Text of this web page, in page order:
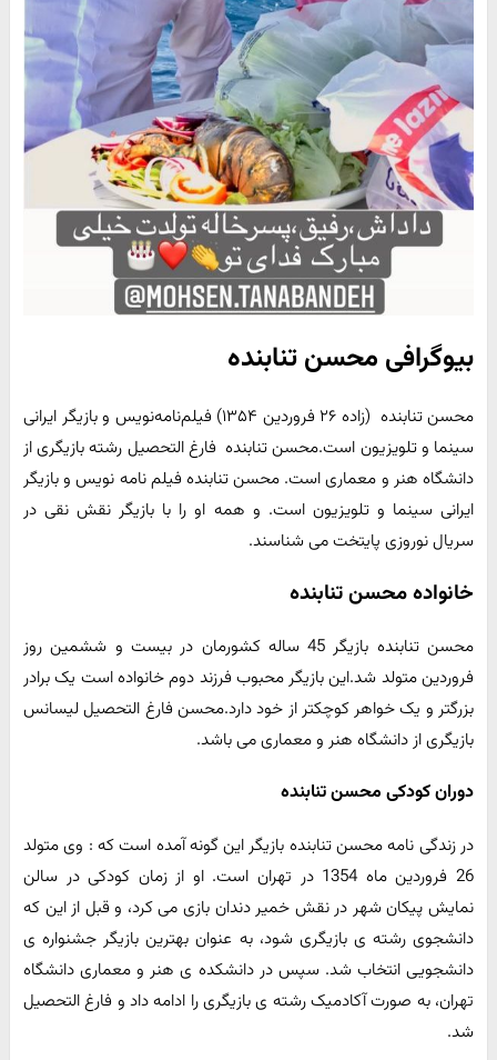
بیوگرافی محسن تنابنده
محسن تنابنده (زاده ۲۶ فروردین ۱۳۵۴) فیلم‌نامه‌نویس و بازیگر ایرانی
سینما و تلویزیون است.محسن تنابنده فارغ التحصیل رشته بازیگری از
دانشگاه هنر و معماری است. محسن تنابنده فیلم نامه نویس و بازیگر
ایرانی سینما و تلویزیون است. و همه او را با بازیگر نقش نقی در
سریال نوروزی پایتخت می شناسند.
خانواده محسن تنابنده
محسن تنابنده بازیگر 45 ساله کشورمان در بیست و ششمین روز
فروردین متولد شد.این بازیگر محبوب فرزند دوم خانواده است یک برادر
بزرگتر و یک خواهر کوچکتر از خود دارد.محسن فارغ التحصیل لیسانس
بازیگری از دانشگاه هنر و معماری می باشد.
دوران کودکی محسن تنابنده
در زندگی نامه محسن تنابنده بازیگر این گونه آمده است که : وی متولد
26 فروردین ماه 1354 در تهران است. او از زمان کودکی در سالن
نمایش پیکان شهر در نقش خمیر دندان بازی می کرد، و قبل از این که
دانشجوی رشته ی بازیگری شود، به عنوان بهترین بازیگر جشنواره ی
دانشجویی انتخاب شد. سپس در دانشکده ی هنر و معماری دانشگاه
تهران، به صورت آکادمیک رشته ی بازیگری را ادامه داد و فارغ التحصیل
شد.